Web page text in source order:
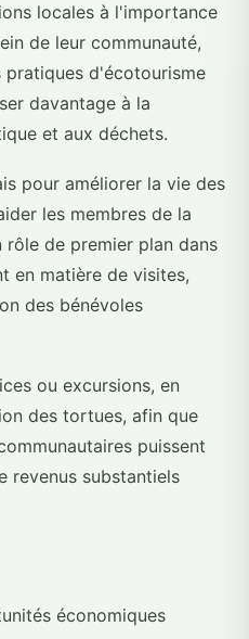
locales à l'importance
de leur communauté,
d'écotourisme
davantage à la
et aux déchets.
pour améliorer la vie des
les membres de la
rôle de premier plan dans
en matière de visites,
des bénévoles
ou excursions, en
des tortues, afin que
puissent
revenus substantiels
économiques